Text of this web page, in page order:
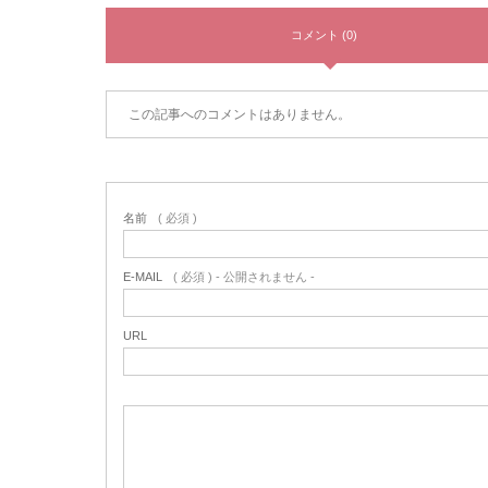
コメント (0)
この記事へのコメントはありません。
名前 ( 必須 )
E-MAIL ( 必須 ) - 公開されません -
URL